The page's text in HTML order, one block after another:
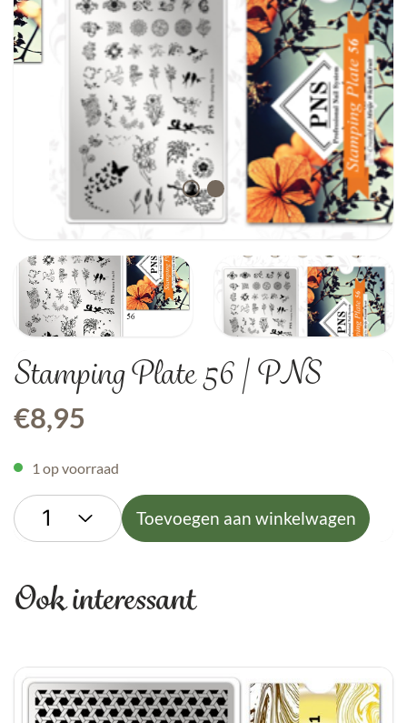
Stamping Plate 56 | PNS
€8,95
1 op voorraad
Toevoegen aan winkelwagen
Ook interessant